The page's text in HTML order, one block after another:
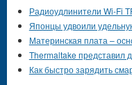
Радиоудлинители Wi-Fi
Японцы удвоили
Материнская плата –
Thermaltake представил
Как быстро зарядить